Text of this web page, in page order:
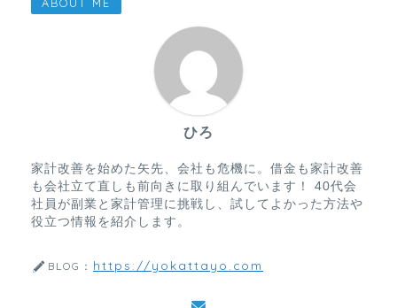
ひろ
家計改善を始めた矢先、会社も危機に。借金も家計改善
も会社立て直しも前向きに取り組んでいます！ 40代会
社員が副業と家計管理に挑戦し、試してよかった方法や
役立つ情報を紹介します。
BLOG： https://yokattayo.com